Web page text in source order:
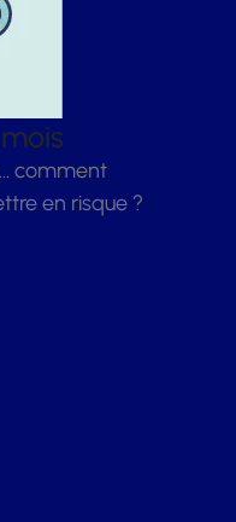
comment
en risque ?